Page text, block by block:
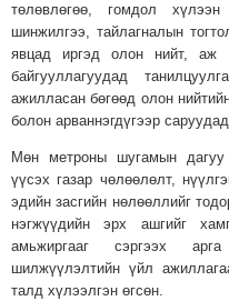
ХУУЛИЙН
ЭРГЭН
ТОЙРОНД
ЕРӨНХИЙЛӨГЧИЙН
СОНГУУЛЬ-2017
төлөвлөгөө, гомдол
шинжилгээ, тайлагналын
явцад иргэд олон нийт, аж
байгууллагуудад
ажилласан бөгөөд олон
болон арваннэгдүгээр
Мөн метроны шугамын дагуу
үүсэх газар чөлөөлөлт,
эдийн засгийн нөлөөллийг
нэгжүүдийн эрх ашгийг
амьжиргааг сэргээх
шилжүүлэлтийн үйл
талд хүлээлгэн өгсөн.